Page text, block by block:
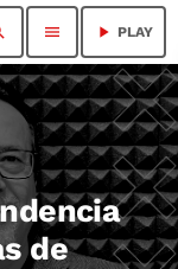
menu play_arrow PLAY
de